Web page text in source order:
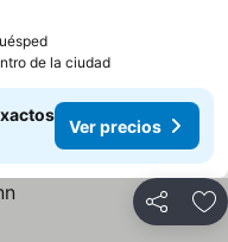
de la ciudad
Ver precios
Compartir